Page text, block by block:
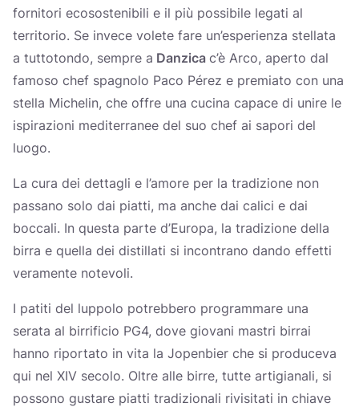
fornitori ecosostenibili e il più possibile legati al
territorio. Se invece volete fare un’esperienza stellata
a tuttotondo, sempre a Danzica c’è Arco, aperto dal
famoso chef spagnolo Paco Pérez e premiato con una
stella Michelin, che offre una cucina capace di unire le
ispirazioni mediterranee del suo chef ai sapori del
luogo.
La cura dei dettagli e l’amore per la tradizione non
passano solo dai piatti, ma anche dai calici e dai
boccali. In questa parte d’Europa, la tradizione della
birra e quella dei distillati si incontrano dando effetti
veramente notevoli.
I patiti del luppolo potrebbero programmare una
serata al birrificio PG4, dove giovani mastri birrai
hanno riportato in vita la Jopenbier che si produceva
qui nel XIV secolo. Oltre alle birre, tutte artigianali, si
possono gustare piatti tradizionali rivisitati in chiave